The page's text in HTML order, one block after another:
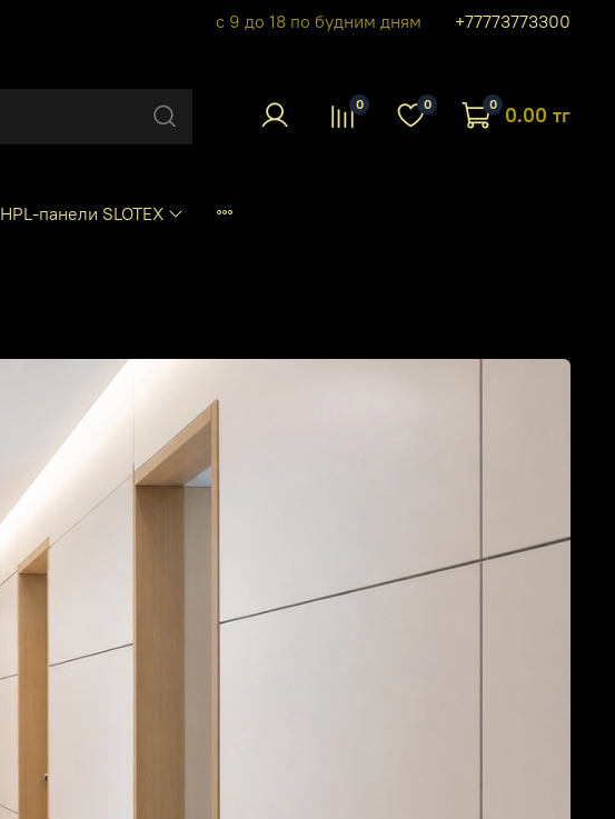
с 9 до 18 по будним дням +77773773300
0 0 0 0.00 тг
HPL-панели SLOTEX